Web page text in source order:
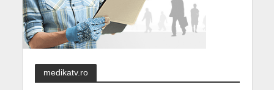
medikatv.ro